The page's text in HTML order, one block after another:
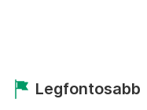
Legfontosabb